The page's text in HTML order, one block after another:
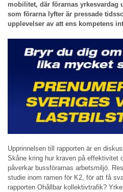
mobilitet, där förarnas yrkesvardag
som förarna lyfter är pressade
upplevelser av att ens kompetens
Upprinnelsen till rapporten är en
Skåne kring hur kraven på effektivitet
påverkar bussförarnas arbetsmiljö.
studie inom ramen för K2, för att få
rapporten Ohållbar kollektivtrafik?